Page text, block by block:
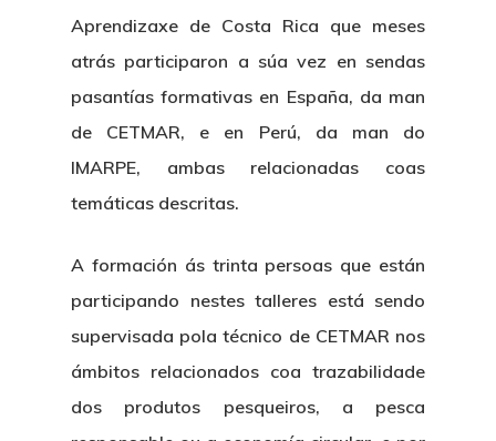
Aprendizaxe de Costa Rica que meses
atrás participaron a súa vez en sendas
pasantías formativas en España, da man
de CETMAR, e en Perú, da man do
IMARPE, ambas relacionadas coas
temáticas descritas.
A formación ás trinta persoas que están
participando nestes talleres está sendo
supervisada pola técnico de CETMAR nos
ámbitos relacionados coa trazabilidade
dos produtos pesqueiros, a pesca